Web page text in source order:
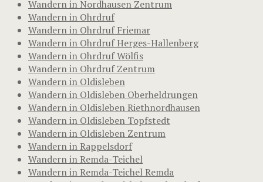
Wandern in Nordhausen Zentrum
Wandern in Ohrdruf
Wandern in Ohrdruf Friemar
Wandern in Ohrdruf Herges-Hallenberg
Wandern in Ohrdruf Wölfis
Wandern in Ohrdruf Zentrum
Wandern in Oldisleben
Wandern in Oldisleben Oberheldrungen
Wandern in Oldisleben Riethnordhausen
Wandern in Oldisleben Topfstedt
Wandern in Oldisleben Zentrum
Wandern in Rappelsdorf
Wandern in Remda-Teichel
Wandern in Remda-Teichel Remda